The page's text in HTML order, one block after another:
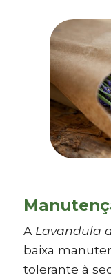
A Lavandula
baixa
tolerante à